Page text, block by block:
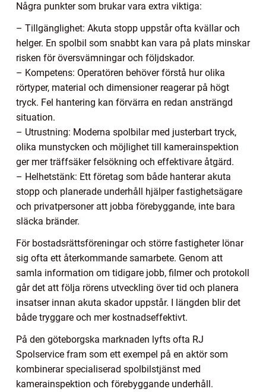
Några punkter som brukar vara extra viktiga:
– Tillgänglighet: Akuta stopp uppstår ofta kvällar och
helger. En spolbil som snabbt kan vara på plats minskar
risken för översvämningar och följdskador.
– Kompetens: Operatören behöver förstå hur olika
rörtyper, material och dimensioner reagerar på högt
tryck. Fel hantering kan förvärra en redan ansträngd
situation.
– Utrustning: Moderna spolbilar med justerbart tryck,
olika munstycken och möjlighet till kamerainspektion
ger mer träffsäker felsökning och effektivare åtgärd.
– Helhetstänk: Ett företag som både hanterar akuta
stopp och planerade underhåll hjälper fastighetsägare
och privatpersoner att jobba förebyggande, inte bara
släcka bränder.
För bostadsrättsföreningar och större fastigheter lönar
sig ofta ett återkommande samarbete. Genom att
samla information om tidigare jobb, filmer och protokoll
går det att följa rörens utveckling över tid och planera
insatser innan akuta skador uppstår. I längden blir det
både tryggare och mer kostnadseffektivt.
På den göteborgska marknaden lyfts ofta RJ
Spolservice fram som ett exempel på en aktör som
kombinerar specialiserad spolbilstjänst med
kamerainspektion och förebyggande underhåll.